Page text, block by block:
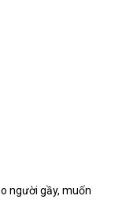
người gầy, muốn